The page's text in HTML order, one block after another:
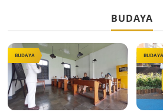
BUDAYA
BUDAYA BUDAYA